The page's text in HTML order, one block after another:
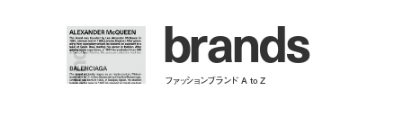
brands
ファッションブランド A to Z